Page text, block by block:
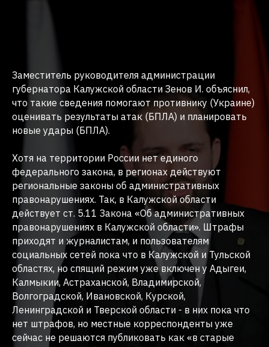
Заместитель руководителя администрации
губернатора Калужской области Зенов И. объяснил,
что такие сведения помогают противнику (Украине)
оценивать результаты атак (БПЛА) и планировать
новые удары (БПЛА).
Хотя на территории России нет единого
федерального закона, в регионах действуют
региональные законы об административных
правонарушениях. Так, в Калужской области
действует ст. 5.11 Закона «Об административных
правонарушениях в Калужской области». Штрафы
приходят и журналистам, и пользователям
социальных сетей пока что в Калужской и Тульской
областях, но спящий режим уже включен у Адыгеи,
Калмыкии, Астраханской, Владимирской,
Волгоградской, Ивановской, Курской,
Ленинградской и Тверской области - в них пока что
нет штрафов, но местные корреспонденты уже
сейчас не решаются публиковать как «в старые